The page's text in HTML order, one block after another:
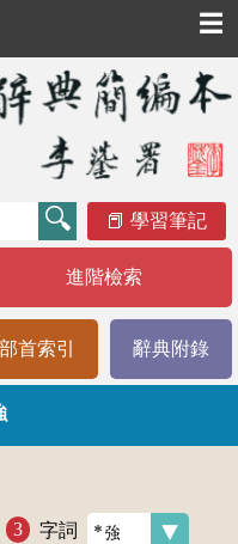
☰
學習筆記
進階檢索
部首索引 辭典附錄
字詞